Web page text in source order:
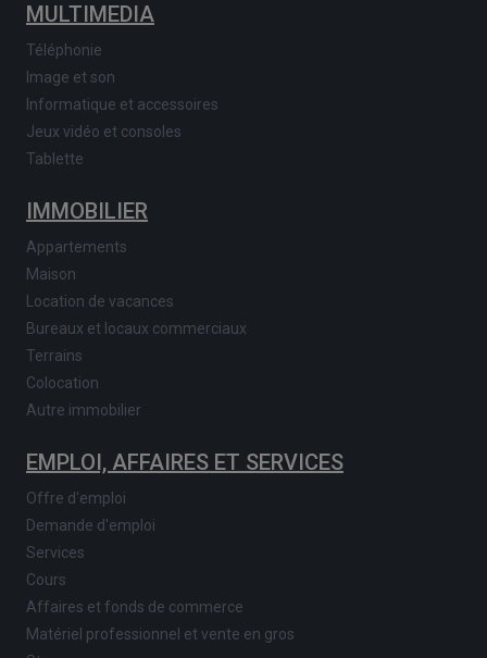
MULTIMEDIA
Téléphonie
Image et son
Informatique et accessoires
Jeux vidéo et consoles
Tablette
IMMOBILIER
Appartements
Maison
Location de vacances
Bureaux et locaux commerciaux
Terrains
Colocation
Autre immobilier
EMPLOI, AFFAIRES ET SERVICES
Offre d'emploi
Demande d'emploi
Services
Cours
Affaires et fonds de commerce
Matériel professionnel et vente en gros